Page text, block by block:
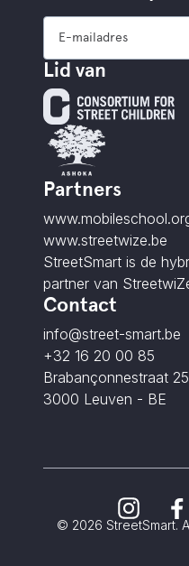
Lid van
Partners
www.streetwize.be
StreetSmart is de
partner van
Contact
info@street-smart.be
+32 16 20 00 85
Brabançonnestraat
3000 Leuven - BE
© 2026 StreetSmart.